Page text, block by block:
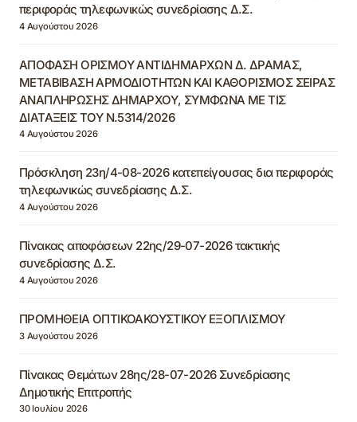
περιφοράς τηλεφωνικώς συνεδρίασης Δ.Σ.
4 Αυγούστου 2026
ΑΠΟΦΑΣΗ ΟΡΙΣΜΟΥ ΑΝΤΙΔΗΜΑΡΧΩΝ Δ. ΔΡΑΜΑΣ,
ΜΕΤΑΒΙΒΑΣΗ ΑΡΜΟΔΙΟΤΗΤΩΝ ΚΑΙ ΚΑΘΟΡΙΣΜΟΣ ΣΕΙΡΑΣ
ΑΝΑΠΛΗΡΩΣΗΣ ΔΗΜΑΡΧΟΥ, ΣΥΜΦΩΝΑ ΜΕ ΤΙΣ
ΔΙΑΤΑΞΕΙΣ ΤΟΥ Ν.5314/2026
4 Αυγούστου 2026
Πρόσκληση 23η/4-08-2026 κατεπείγουσας δια περιφοράς
τηλεφωνικώς συνεδρίασης Δ.Σ.
4 Αυγούστου 2026
Πίνακας αποφάσεων 22ης/29-07-2026 τακτικής
συνεδρίασης Δ.Σ.
4 Αυγούστου 2026
ΠΡΟΜΗΘΕΙΑ ΟΠΤΙΚΟΑΚΟΥΣΤΙΚΟΥ ΕΞΟΠΛΙΣΜΟΥ
3 Αυγούστου 2026
Πίνακας Θεμάτων 28ης/28-07-2026 Συνεδρίασης
Δημοτικής Επιτροπής
30 Ιουλίου 2026